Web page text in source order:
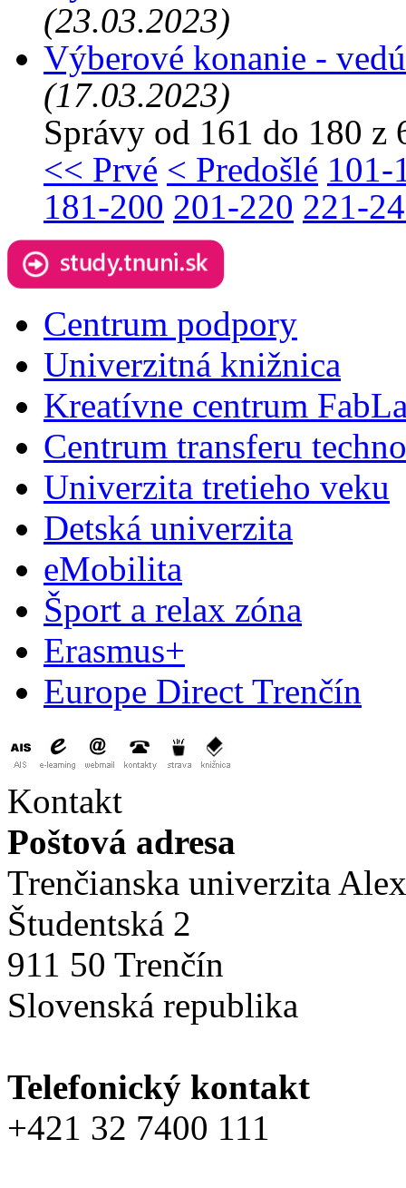
(23.03.2023)
Výberové konanie -
(17.03.2023)
Správy od 161 do 180 z
<< Prvé < Predošlé 101-
181-200 201-220 221-
Centrum podpory
Univerzitná knižnica
Kreatívne centrum
Centrum transferu
Univerzita tretieho veku
Detská univerzita
eMobilita
Šport a relax zóna
Erasmus+
Europe Direct Trenčín
Kontakt
Poštová adresa
Trenčianska univerzita
Študentská 2
911 50 Trenčín
Slovenská republika
Telefonický kontakt
+421 32 7400 111